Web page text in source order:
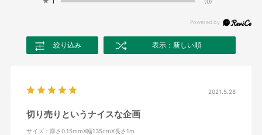
絞り込み 表示：新しい順
2021.5.28
切り売りというナイスな企画
サイズ：厚さ0.15mmX幅135cmX長さ1m